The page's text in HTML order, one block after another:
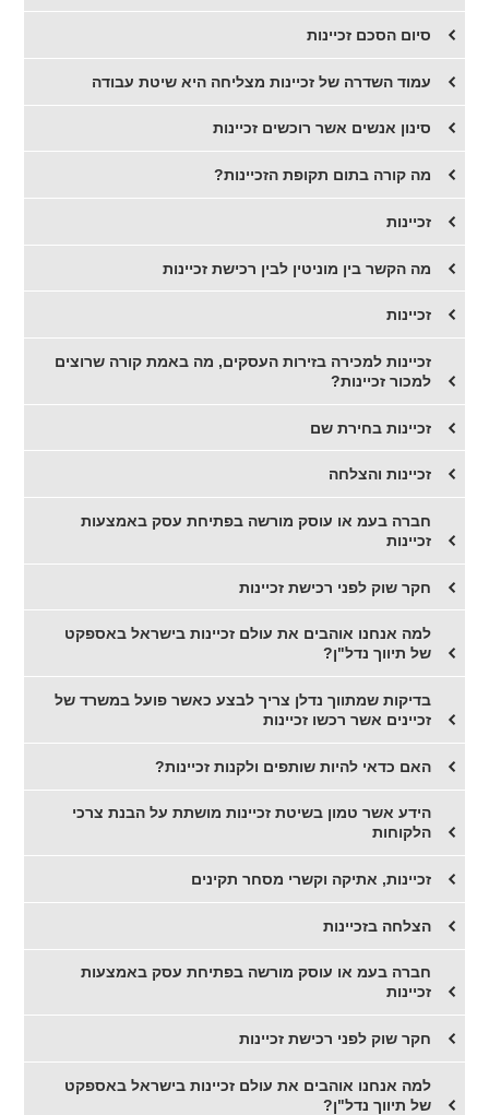
סיום הסכם זכיינות
עמוד השדרה של זכיינות מצליחה היא שיטת עבודה
סינון אנשים אשר רוכשים זכיינות
מה קורה בתום תקופת הזכיינות?
זכיינות
מה הקשר בין מוניטין לבין רכישת זכיינות
זכיינות
זכיינות למכירה בזירות העסקים, מה באמת קורה שרוצים
למכור זכיינות?
זכיינות בחירת שם
​זכיינות והצלחה
חברה בעמ או עוסק מורשה בפתיחת עסק באמצעות
זכיינות
​חקר שוק לפני רכישת זכיינות
​למה אנחנו אוהבים את עולם זכיינות בישראל באספקט
של תיווך נדל"ן?
בדיקות שמתווך נדלן צריך לבצע כאשר פועל במשרד של
זכיינים אשר רכשו זכיינות
​האם כדאי להיות שותפים ולקנות זכיינות?
הידע אשר טמון בשיטת זכיינות מושתת על הבנת צרכי
הלקוחות
זכיינות, אתיקה וקשרי מסחר תקינים
הצלחה בזכיינות
​חברה בעמ או עוסק מורשה בפתיחת עסק באמצעות
זכיינות
חקר שוק לפני רכישת זכיינות
​למה אנחנו אוהבים את עולם זכיינות בישראל באספקט
של תיווך נדל"ן?